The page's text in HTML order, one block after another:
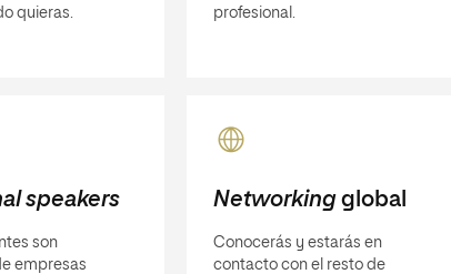
quieras.
profesional.
speakers
son
empresas
Networkingglobal
Conocerás y estarás en
contacto con el resto de